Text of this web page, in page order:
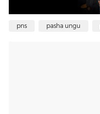
pns pasha ungu